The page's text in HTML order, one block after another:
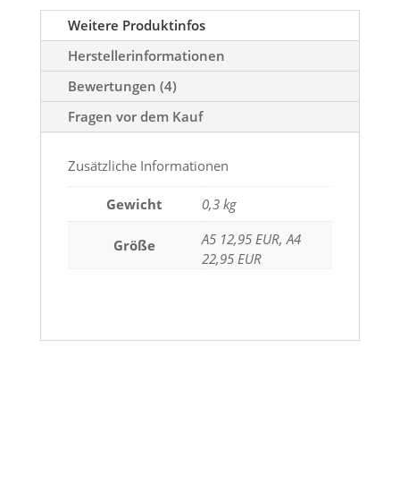
Weitere Produktinfos
Herstellerinformationen
Bewertungen (4)
Fragen vor dem Kauf
Zusätzliche Informationen
Gewicht 0,3 kg
Größe
A5 12,95 EUR, A4
22,95 EUR